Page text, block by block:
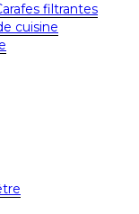
filtrantes
cuisine